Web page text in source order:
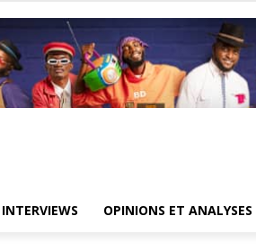
INTERVIEWS OPINIONS ET ANALYSES